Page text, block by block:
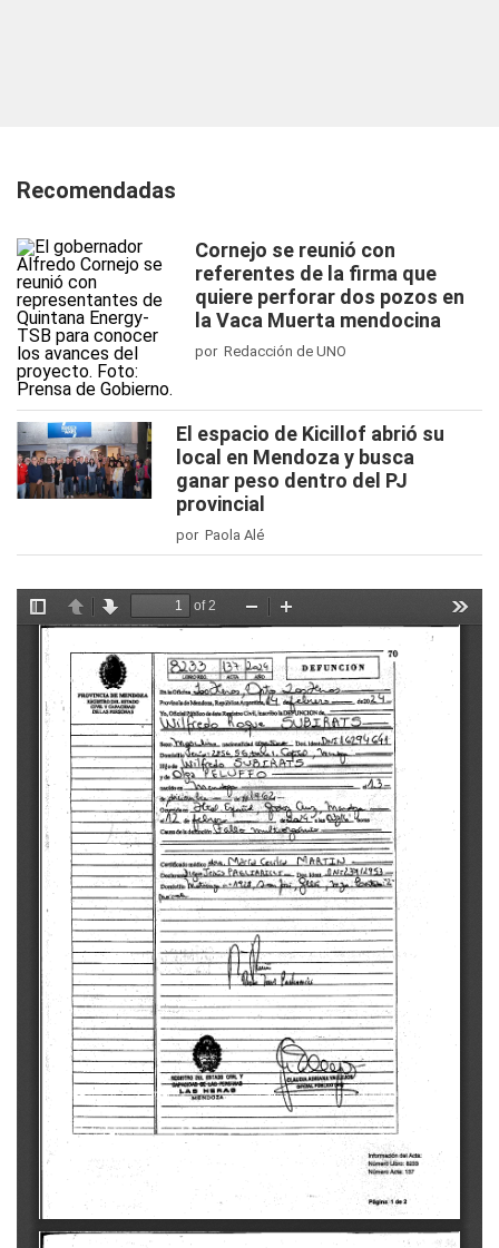
Recomendadas
Cornejo se reunió con
referentes de la firma que
quiere perforar dos pozos en
la Vaca Muerta mendocina
por Redacción de UNO
El espacio de Kicillof abrió su
local en Mendoza y busca
ganar peso dentro del PJ
provincial
por Paola Alé